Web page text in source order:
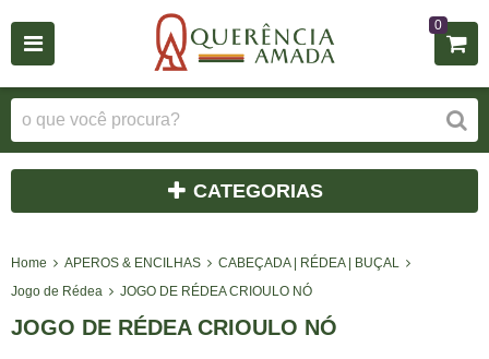
0
CATEGORIAS
Home APEROS & ENCILHAS
CABEÇADA | RÉDEA | BUÇAL
Jogo de Rédea
JOGO DE RÉDEA CRIOULO NÓ
JOGO DE RÉDEA CRIOULO NÓ